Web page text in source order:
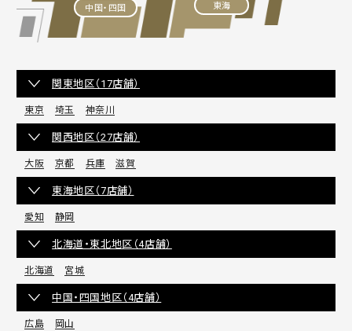
東海
中国・四国
関東地区（17店舗）
東京 埼玉 神奈川
関西地区（27店舗）
大阪 京都 兵庫 滋賀
東海地区（7店舗）
愛知 静岡
北海道・東北地区（4店舗）
北海道 宮城
中国・四国地区（4店舗）
広島 岡山